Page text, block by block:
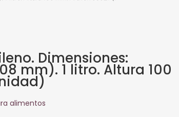
Dimensiones:
mm). 1 litro. Altura 100
alimentos